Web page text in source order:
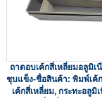
ถาดอบเค้กสี่เหลี่ยมอลูมิเ
ชุบแข็ง-ชื่อสินค้า: พิมพ์เค้
เค้กสี่เหลี่ยม, กระทะอลูมิ